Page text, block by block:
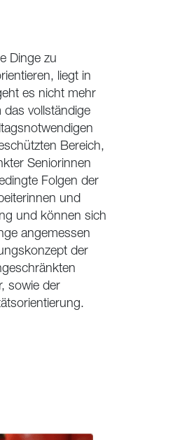
Dinge zu
liegt in
es nicht mehr
vollständige
Bereich,
Seniorinnen
Folgen der
und
und können sich
angemessen
der
sowie der